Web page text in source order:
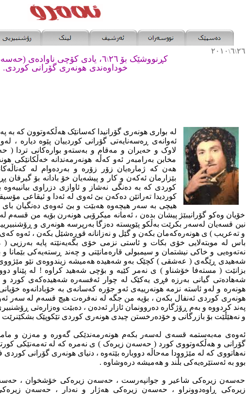
٢٦\٦\ ٢٠١٠
کڕنووشێک بۆ ٢٦\٦، یادى کۆچى ناوادەى
خوداوەندى هونەرى گۆرانى کوردى.
لە بوارى هونەرى گۆرانیدا کەسانێک هەڵکەوتوون کە بە
ئەوانەى ڕەسەنایەتى گۆرانى کوردییان پێوە دیارە ،
لاوک و حەیران و مەقام و بەستەو بوارەکانى تردا (
مخابن بەرامبەر ئەو کەڵە هونەرمەندانە خەڵکانێکى
هەن کە ژمارەیان زۆر زۆرە و بەردەوام لە
بێزارمان ئەکەن و کار و پیشەیان خۆ بادانە بۆ
کوردى کە بە دەنگى نەشاز و ئاوازى دزراوى بیانییەوە
کوردیدا تەراتێن دەکەن بێ ئەوى لە ئەدا و ئیقاعى
هیچى بە سەر هیچەوە هەبێت و بێ ئەوەى دەنگیان باى
خۆیان وەکو گۆرانیبێژ پیشان بدەن ، ئەمانە میکرۆبى هونەرن بۆیە من قسەم
نین قسەیان لەسەر بکرێت بەڵکو پێویستە دەزگا بەرپرسە هونەرى و
و تەعریب ) ى هونەرەکەمان بکەن و گێل و نەزانانە قوڕەشێل بکەن ، ئەوە کەى
باس لە موبتەلایى خۆى بکات و ئاستى نزمى خۆى بگەیەنێتە پایە
نەتەوەیى و خاکى نیشتمان و سیمبولى قارەمانێتى و چەند ڕستەیەکى بێمانا
شەهیدى ڕێگەى ( عەشقى ) کچێک بەو شەهیدە هەمیشە زیندووەى نێو مێژووى
بزانێت ( مستەفا خۆشناو ) ى نەمر کێیە و بۆچى شەهید کراوە ! لە پێناو دوو
شەهادەتى گیانى بەرزە فڕى یەکێک لە چوار ئەفسەرە شەهیدەکەى کورد و
هونەرە و لەو ئاستە نزمە هونەرییەى ئەو جۆرە کەسانەى بە خۆبادانەوە
هونەرى کوردى ئەنفال بکەن ، بۆیە من جگە لە نەفرەت هیچ قسەم لە سەر ئەو (
پەند کردووە و بەم ڕۆژگارە دەروونمان ئازار ئەدەن ، دەبێت وەزارەتى
و نەهێڵێت بۆ بازرگانى و خۆدەرخستن چیدى هونەرى کوردى تێکوپێک بشکێنرێت و
ئەوەى مەبەستمە قسەى لەسەر بکەم هونەرمەندێکى گەورە و مەزن و
گۆرانى و هەڵکەوتووى کورد ( حەسەن زیرەک ) ى نەمرە کە لە تەمەنێکى
نەهاتووى کە لە مێژوودا مەحاڵە دووبارە بێتەوە ، دنیاى هونەرى گۆرانى کوردى
بوو بە ئەستێرەیەکى بڵند و هەمیشە درەوشاوە .
حەسەن زیرەکى شاعیر و جوانپەرست ، حەسەن زیرەکى خۆشخوان ،
زیرەکى ڕاوەدوونراو ، حەسەن زیرەکى هەژار و نەدار ، حەسەن